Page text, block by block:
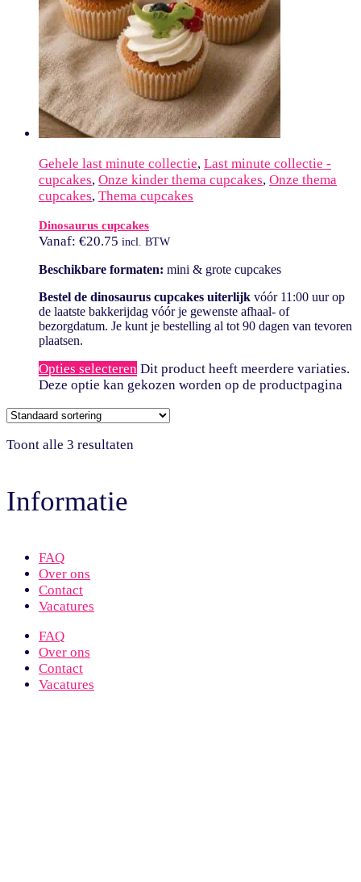
Gehele last minute collectie, Last minute collectie -
cupcakes, Onze kinder thema cupcakes, Onze thema
cupcakes, Thema cupcakes
Dinosaurus cupcakes
Vanaf: €20.75 incl. BTW
Beschikbare formaten: mini & grote cupcakes
Bestel de dinosaurus cupcakes uiterlijk vóór 11:00 uur op
de laatste bakkerijdag vóór je gewenste afhaal- of
bezorgdatum. Je kunt je bestelling al tot 90 dagen van tevoren
plaatsen.
Opties selecteren Dit product heeft meerdere variaties.
Deze optie kan gekozen worden op de productpagina
Toont alle 3 resultaten
Informatie
FAQ
Over ons
Contact
Vacatures
FAQ
Over ons
Contact
Vacatures